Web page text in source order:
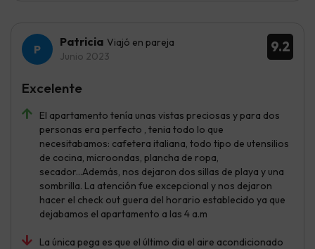
9.2
Patricia Viajó en pareja
Junio 2023
El apartamento tenía unas vistas preciosas y para dos
personas era perfecto , tenia todo lo que
necesitabamos: cafetera italiana, todo tipo de utensilios
de cocina, microondas, plancha de ropa,
secador...Además, nos dejaron dos sillas de playa y una
sombrilla. La atención fue excepcional y nos dejaron
hacer el check out guera del horario establecido ya que
dejabamos el apartamento a las 4 a.m
La única pega es que el último dia el aire acondicionado
Excelente